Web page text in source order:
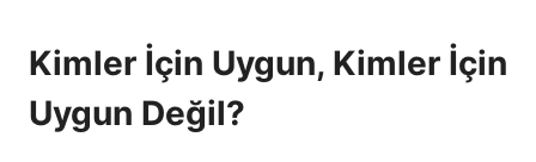
Kimler İçin Uygun, Kimler İçin
Uygun Değil?